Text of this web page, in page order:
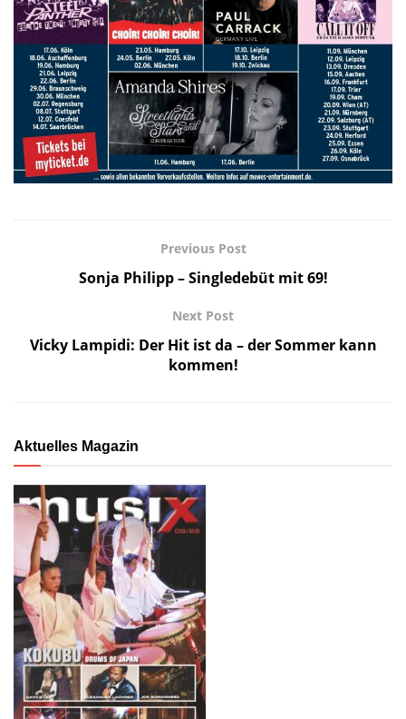
Previous Post
Sonja Philipp – Singledebüt mit 69!
Next Post
Vicky Lampidi: Der Hit ist da – der Sommer kann
kommen!
Aktuelles Magazin